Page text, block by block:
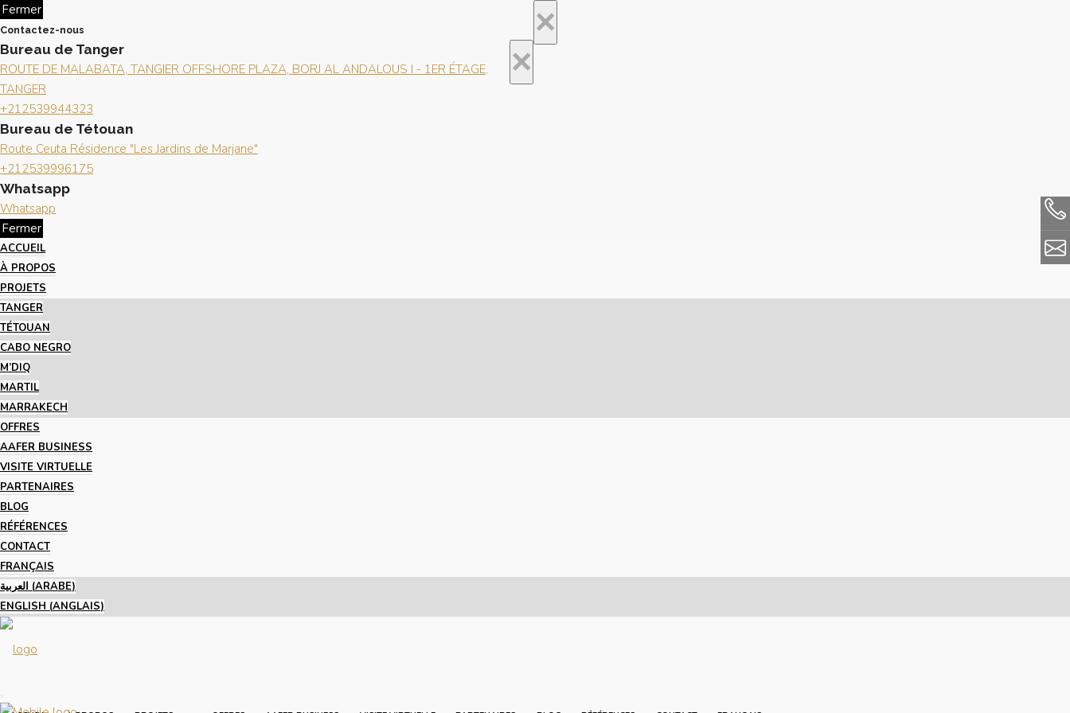
×
Fermer
Contactez-nous
×
Bureau de Tanger
ROUTE DE MALABATA, TANGIER OFFSHORE PLAZA, BORJ AL ANDALOUS I - 1ER ÉTAGE,
TANGER
+212539944323
Bureau de Tétouan
Route Ceuta Résidence "Les Jardins de Marjane"
+212539996175
Whatsapp
Whatsapp
Fermer
ACCUEIL
À PROPOS
PROJETS
TANGER
TÉTOUAN
CABO NEGRO
M’DIQ
MARTIL
MARRAKECH
OFFRES
AAFER BUSINESS
VISITE VIRTUELLE
PARTENAIRES
BLOG
RÉFÉRENCES
CONTACT
FRANÇAIS
العربية (ARABE)
ENGLISH (ANGLAIS)